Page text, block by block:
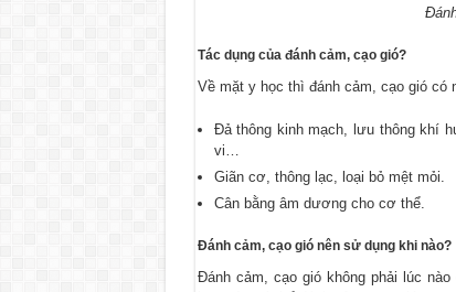
Tác dụng của đánh cảm, cạo gió?
Về mặt y học thì đánh cảm, cạo gió có
Đả thông kinh mạch, lưu thông khí
vi…
Giãn cơ, thông lạc, loại bỏ mệt mỏi.
Cân bằng âm dương cho cơ thể.
Đánh cảm, cạo gió nên sử dụng khi nào?
Đánh cảm, cạo gió không phải lúc